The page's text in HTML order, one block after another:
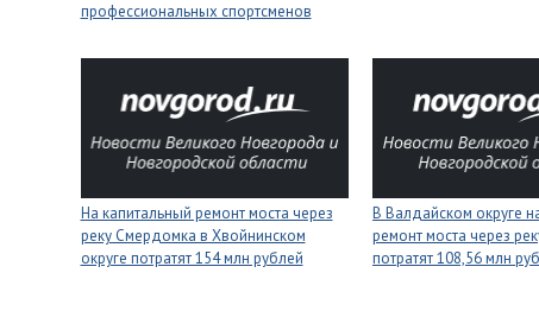
профессиональных спортсменов
На капитальный ремонт моста через
реку Смердомка в Хвойнинском
округе потратят 154 млн рублей
В Валдайском округе
ремонт моста через
потратят 108,56 млн